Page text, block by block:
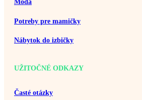
Móda
Potreby pre mamičky
Nábytok do izbičky
UŽITOČNÉ ODKAZY
Časté otázky